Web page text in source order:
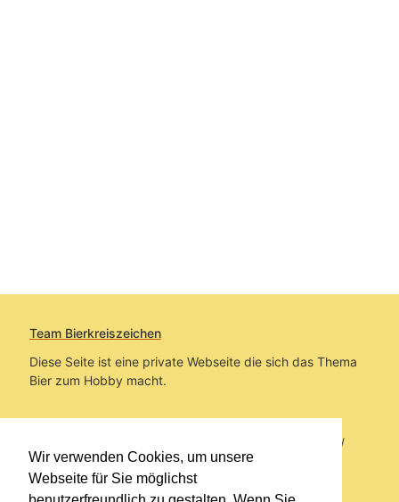
Wir verwenden Cookies, um unsere
Webseite für Sie möglichst
Team Bierkreiszeichen
Diese Seite ist eine private Webseite die sich das Thema
Bier zum Hobby macht.
Sie befinden sich auf https://www.bierkreiszeichen.at/
im Pfad:Bierkreiszeichen/Gesammelte Biere